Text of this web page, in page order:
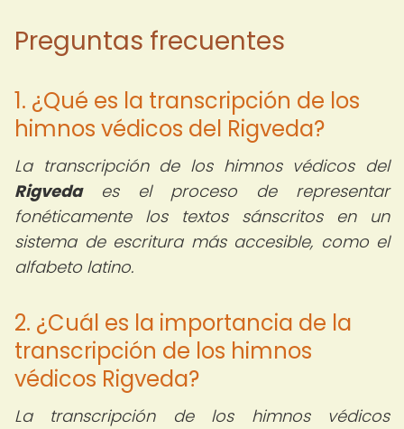
Preguntas frecuentes
1. ¿Qué es la transcripción de los
himnos védicos del Rigveda?
La transcripción de los himnos védicos del
Rigvedaes el proceso de representar
fonéticamente los textos sánscritos en un
sistema de escritura más accesible, como el
alfabeto latino.
2. ¿Cuál es la importancia de la
transcripción de los himnos
védicos Rigveda?
La transcripción de los himnos védicos